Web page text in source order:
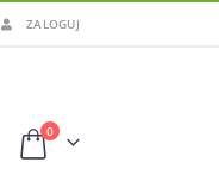
ZALOGUJ
0